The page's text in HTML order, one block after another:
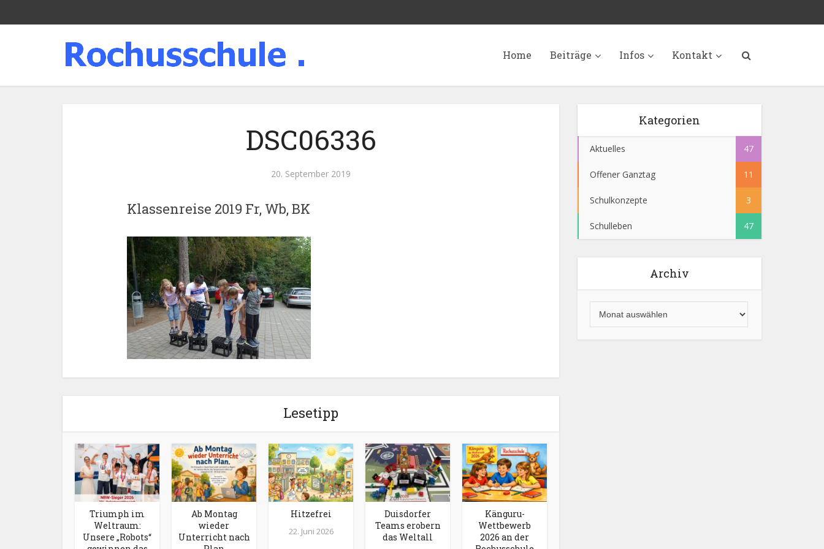
Home Beiträge Infos Kontakt
DSC06336
20. September 2019
Klassenreise 2019 Fr, Wb, BK
Lesetipp
Triumph im
Weltraum:
Unsere „Robots“
Ab Montag
wieder
Unterricht nach
Hitzefrei
22. Juni 2026
Duisdorfer
Teams erobern
das Weltall
Känguru-
Wettbewerb
2026 an der
Kategorien
Aktuelles 47
Offener Ganztag 11
Schulkonzepte 3
Schulleben 47
Archiv